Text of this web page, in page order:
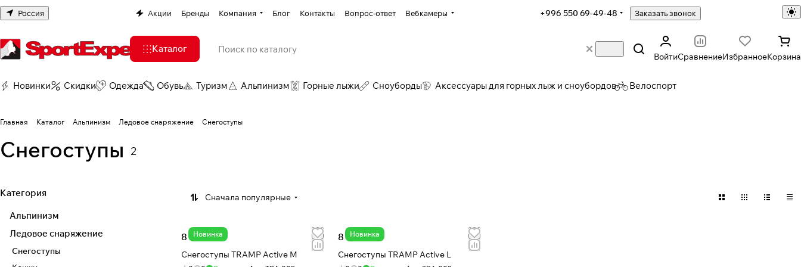
Россия Акции Бренды Компания Блог Контакты Вопрос-ответ Вебкамеры +996 550 69-49-48 Заказать звонок
Каталог
ВойтиСравнениеИзбранноеКорзина
Новинки Скидки Одежда Обувь Туризм Альпинизм Горные лыжи Сноуборды Аксессуары для горных лыж и сноубордов Велоспорт
Главная Каталог Альпинизм Ледовое снаряжение Снегоступы
Снегоступы 2
Сначала популярные
Новинка
8 421 ₽
Снегоступы TRAMP Active M
Новинка
8 770 ₽
Снегоступы TRAMP Active L
Категория
Альпинизм
Ледовое снаряжение
Снегоступы